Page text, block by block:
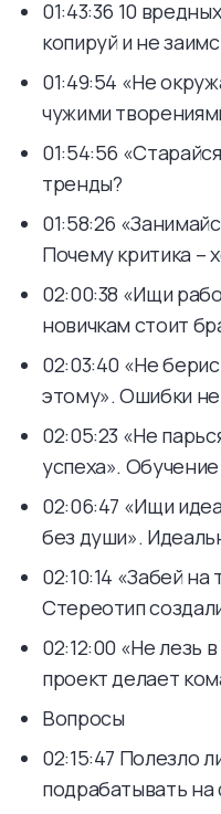
01:43:36 10
копируй и не
01:49:54 «Не
чужими
01:54:56
тренды?
01:58:26
Почему критика –
02:00:38 «Ищи
новичкам стоит
02:03:40 «Не
этому». Ошибки
02:05:23 «Не
успеха».
02:06:47 «Ищи
без души».
02:10:14 «Забей
Стереотип
02:12:00 «Не лезь
проект делает
Вопросы
02:15:47 Полезло
подрабатывать на